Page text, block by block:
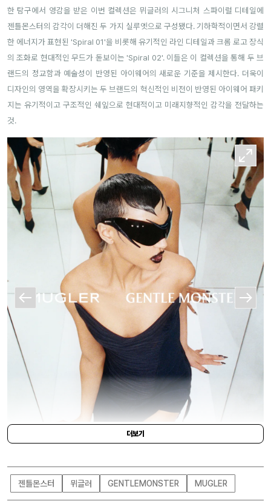
한 탐구에서 영감을 받은 이번 컬렉션은 뮈글러의 시그니처 스파이럴 디테일에
젠틀몬스터의 감각이 더해진 두 가지 실루엣으로 구성됐다. 기하학적이면서 강렬
한 에너지가 표현된 'Spiral 01'을 비롯해 유기적인 라인 디테일과 크롬 로고 장식
의 조화로 현대적인 무드가 돋보이는 'Spiral 02'. 이들은 이 컬렉션을 통해 두 브
랜드의 정교함과 예술성이 반영된 아이웨어의 새로운 기준을 제시한다. 더욱이
디자인의 영역을 확장시키는 두 브랜드의 혁신적인 비전이 반영된 아이웨어 패키
지는 유기적이고 구조적인 쉐잎으로 현대적이고 미래지향적인 감각을 전달하는
것.
GENTLE MONSTER
해당 컬렉션의 출시일은 오는 7월 18일. 젠틀몬스터와 뮈글러의 공식 온·오프라
더보기
젠틀몬스터 뮈글러 GENTLEMONSTER MUGLER